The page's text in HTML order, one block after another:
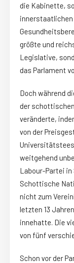
die Kabinette,
innerstaatlichen
größte und
Legislative,
das Parlament
Doch während
der
veränderte,
von der
weitgehend
Labour-Partei
Schottische
nicht zum
letzten 13
innehatte. Die
von fünf
Schon vor der